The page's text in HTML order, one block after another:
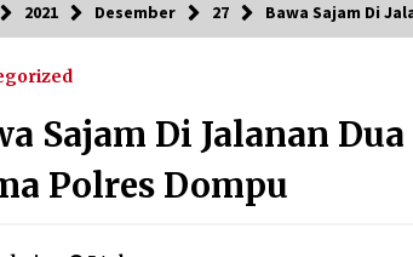
Now
Ketegangan Memuncak di
Bebas Dari Narkoba
2021 Desember 27 Bawa Sajam Di
Sajam Di Jalanan
Polres Dompu